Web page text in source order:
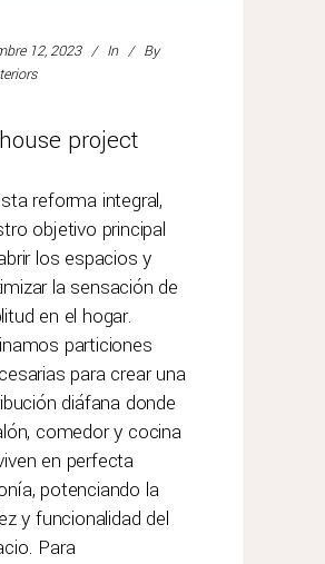
12, 2023 In
By
project
reforma integral,
objetivo principal
los espacios y
la sensación de
en el hogar.
particiones
para crear una
diáfana donde
comedor y cocina
en perfecta
potenciando la
y funcionalidad del
Para